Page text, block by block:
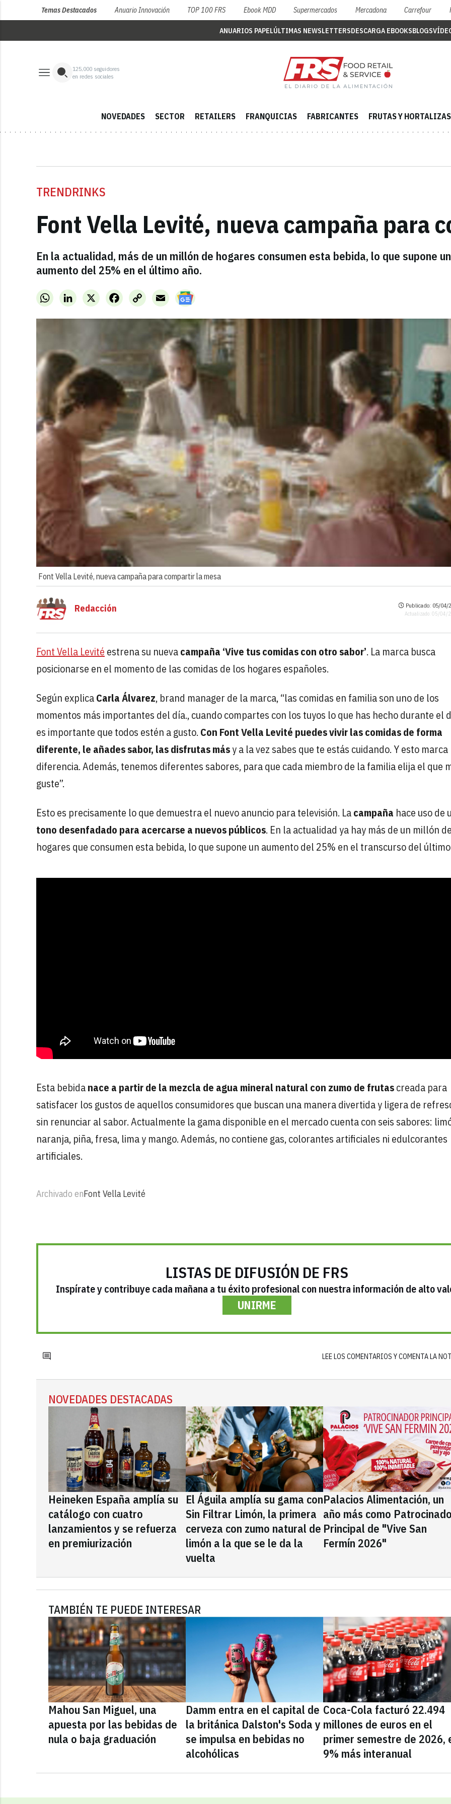
Temas Destacados Anuario Innovación TOP 100 FRS Ebook MDD Supermercados Mercadona Carrefour
ANUARIOS PAPELÚLTIMAS NEWSLETTERSDESCARGA EBOOKSBLOGS
125,000 seguidores
en redes sociales
NOVEDADES SECTOR RETAILERS FRANQUICIAS FABRICANTES FRUTAS Y HORTALIZAS
TRENDRINKS
Font Vella Levité, nueva campaña para
En la actualidad, más de un millón de hogares consumen esta bebida, lo que supone un
aumento del 25% en el último año.
WhatsAppLinkedInX FacebookCopy
Link
Email
Font Vella Levité, nueva campaña para compartir la mesa
Redacción Publicado: 05/04/
Actualizado: 05/04/
Font Vella Levité estrena su nuevacampaña ‘Vive tus comidas con otro sabor’. La marca busca
posicionarse en el momento de las comidas de los hogares españoles.
Según explicaCarla Álvarez, brand manager de la marca, “las comidas en familia son uno de los
momentos más importantes del día., cuando compartes con los tuyos lo que has hecho durante el
es importante que todos estén a gusto. Con Font Vella Levité puedes vivir las comidas de forma
diferente, le añades sabor, las disfrutas másy a la vez sabes que te estás cuidando. Y esto marca
diferencia. Además, tenemos diferentes sabores, para que cada miembro de la familia elija el que
guste”.
Esto es precisamente lo que demuestra el nuevo anuncio para televisión. Lacampaña hace uso de
tono desenfadado para acercarse a nuevos públicos. En la actualidad ya hay más de un millón
hogares que consumen esta bebida, lo que supone un aumento del 25% en el transcurso del
Esta bebidanace a partir de la mezcla de agua mineral natural con zumo de frutascreada para
satisfacer los gustos de aquellos consumidores que buscan una manera divertida y ligera de
sin renunciar al sabor. Actualmente la gama disponible en el mercado cuenta con seis sabores:
naranja, piña, fresa, lima y mango. Además, no contiene gas, colorantes artificiales ni edulcorantes
artificiales.
Archivado enFont Vella Levité
LISTAS DE DIFUSIÓN DE FRS
Inspírate y contribuye cada mañana a tu éxito profesional con nuestra información de alto
UNIRME
LEE LOS COMENTARIOS Y COMENTA LA
NOVEDADES DESTACADAS
Heineken España amplía su
catálogo con cuatro
lanzamientos y se refuerza
en premiurización
El Águila amplía su gama con
Sin Filtrar Limón, la primera
cerveza con zumo natural de
limón a la que se le da la
vuelta
Palacios Alimentación, un
año más como
Principal de "Vive San
Fermín 2026"
TAMBIÉN TE PUEDE INTERESAR
Mahou San Miguel, una
apuesta por las bebidas de
nula o baja graduación
Damm entra en el capital de
la británica Dalston's Soda y
se impulsa en bebidas no
alcohólicas
Coca-Cola facturó 22.494
millones de euros en el
primer semestre de 2026,
9% más interanual